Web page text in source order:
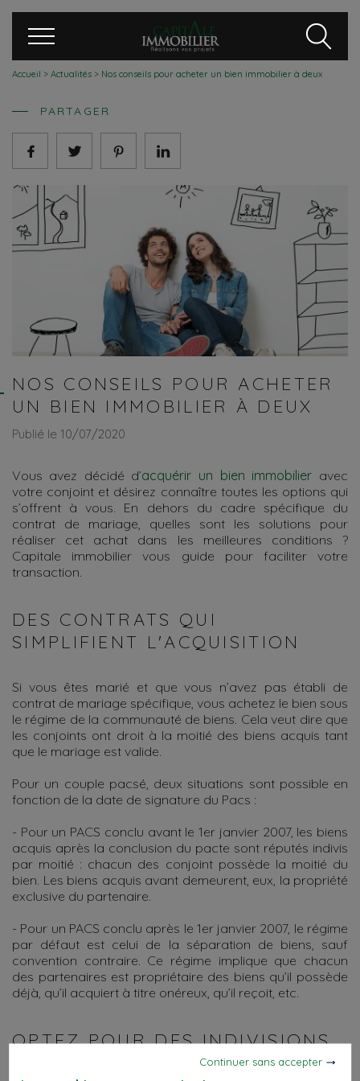
Accueil > Actualités > Nos conseils pour acheter un bien immobilier à deux
PARTAGER
NOS CONSEILS POUR ACHETER
UN BIEN IMMOBILIER À DEUX
Publié le 10/07/2020
Vous avez décidé d’acquérir un bien immobilier avec
votre conjoint et désirez connaître toutes les options qui
s’offrent à vous. En dehors du cadre spécifique du
contrat de mariage, quelles sont les solutions pour
réaliser cet achat dans les meilleures conditions ?
Capitale immobilier vous guide pour faciliter votre
transaction.
DES CONTRATS QUI
SIMPLIFIENT L'ACQUISITION
Si vous êtes marié et que vous n’avez pas établi de
contrat de mariage spécifique, vous achetez le bien sous
le régime de la communauté de biens. Cela veut dire que
les conjoints ont droit à la moitié des biens acquis tant
que le mariage est valide.
Pour un couple pacsé, deux situations sont possible en
fonction de la date de signature du Pacs :
- Pour un PACS conclu avant le 1er janvier 2007, les biens
acquis après la conclusion du pacte sont réputés indivis
par moitié : chacun des conjoint possède la moitié du
bien. Les biens acquis avant demeurent, eux, la propriété
exclusive du partenaire.
- Pour un PACS conclu après le 1er janvier 2007, le régime
par défaut est celui de la séparation de biens, sauf
convention contraire. Ce régime implique que chacun
des partenaires est propriétaire des biens qu’il possède
déjà, qu’il acquiert à titre onéreux, qu’il reçoit, etc.
OPTEZ POUR DES INDIVISIONS
CLAIREMENT DÉFINIESContinuer sans accepter